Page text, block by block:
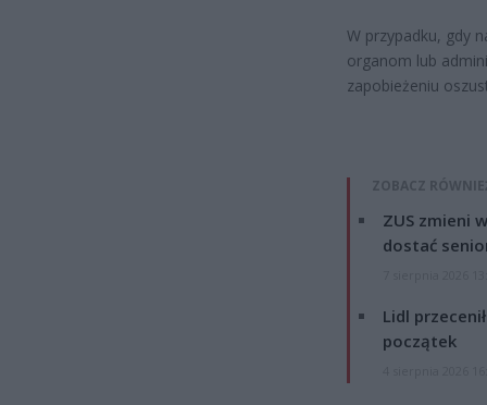
W przypadku, gdy
organom lub
zapobieżeniu
ZOBACZ
ZUS zmieni
dostać
Lidl
początek